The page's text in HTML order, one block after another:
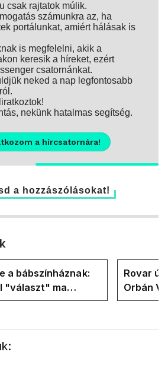
csak rajtatok múlik.
számunkra az, ha
portálunkat, amiért hálásak is
is megfelelni, akik a
keresik a híreket, ezért
csatornánkat.
neked a nap legfontosabb
nekünk hatalmas segítség.
a hírcsatornára!
a hozzászólásokat!
a bábszínháznak:
"választ" ma
Rovar
Orbán
felelős a